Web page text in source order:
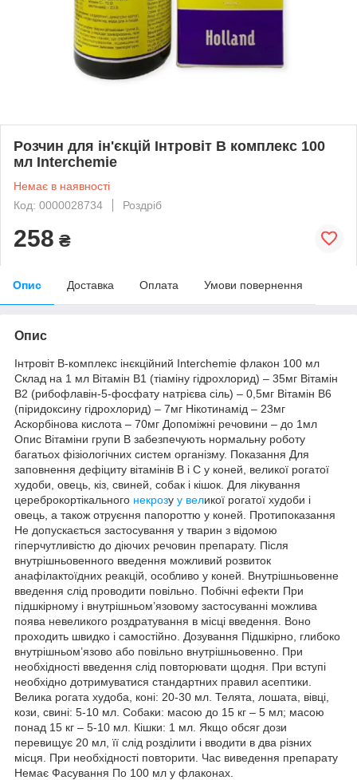
Розчин для ін'єкцій Інтровіт В комплекс 100
мл Interchemie
Немає в наявності
Код: 0000028734
Роздріб
258 ₴
Опис Доставка Оплата Умови повернення
Опис
Інтровіт В-комплекс інєкційний Interchemie флакон 100 мл
Склад на 1 мл Вітамін В1 (тіаміну гідрохлорид) – 35мг Вітамін
В2 (рибофлавін-5-фосфату натрієва сіль) – 0,5мг Вітамін В6
(піридоксину гідрохлорид) – 7мг Нікотинамід – 23мг
Аскорбінова кислота – 70мг Допоміжні речовини – до 1мл
Опис Вітаміни групи В забезпечують нормальну роботу
багатьох фізіологічних систем організму. Показання Для
заповнення дефіциту вітамінів В і С у коней, великої рогатої
худоби, овець, кіз, свиней, собак і кішок. Для лікування
цереброкортікального некрозу у великої рогатої худоби і
овець, а також отруєння папороттю у коней. Протипоказання
Не допускається застосування у тварин з відомою
гіперчутливістю до діючих речовин препарату. Після
внутрішньовенного введення можливий розвиток
анафілактоїдних реакцій, особливо у коней. Внутрішньовенне
введення слід проводити повільно. Побічні ефекти При
підшкірному і внутрішньом’язовому застосуванні можлива
поява невеликого роздратування в місці введення. Воно
проходить швидко і самостійно. Дозування Підшкірно, глибоко
внутрішньом’язово або повільно внутрішньовенно. При
необхідності введення слід повторювати щодня. При вступі
необхідно дотримуватися стандартних правил асептики.
Велика рогата худоба, коні: 20-30 мл. Телята, лошата, вівці,
кози, свині: 5-10 мл. Собаки: масою до 15 кг – 5 мл; масою
понад 15 кг – 5-10 мл. Кішки: 1 мл. Якщо обсяг дози
перевищує 20 мл, її слід розділити і вводити в два різних
місця. При необхідності повторити. Час виведення препарату
Немає Фасування По 100 мл у флаконах.